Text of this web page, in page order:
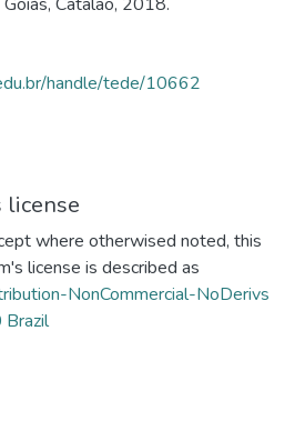
handle/tede/10662
license
where otherwised noted, this
license is described as
NonCommercial-NoDerivs
Brazil